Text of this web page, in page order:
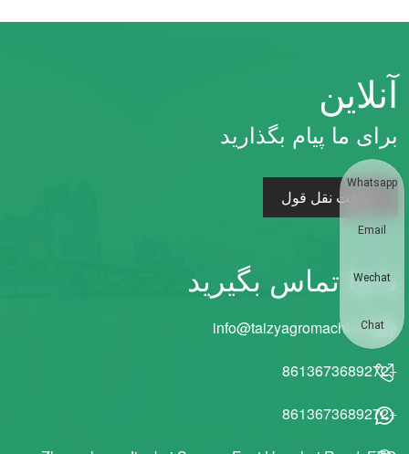
آنلاین
برای ما پیام بگذارید
دریافت نقل قول
با ما تماس بگیرید
info@taizyagromachine.com
+8613673689272
+8613673689272
Whatsapp
Email
Wechat
Chat